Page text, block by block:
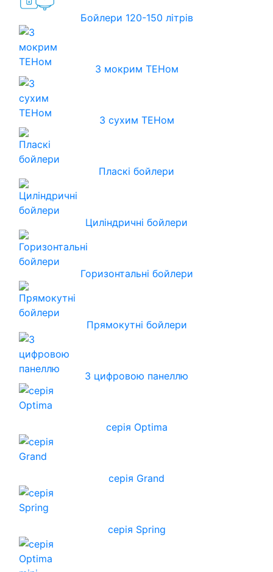
Бойлери 120-150 літрів
З мокрим ТЕНом
З сухим ТЕНом
Пласкі бойлери
Циліндричні бойлери
Горизонтальні бойлери
Прямокутні бойлери
З цифровою панеллю
серія Optima
серія Grand
серія Spring